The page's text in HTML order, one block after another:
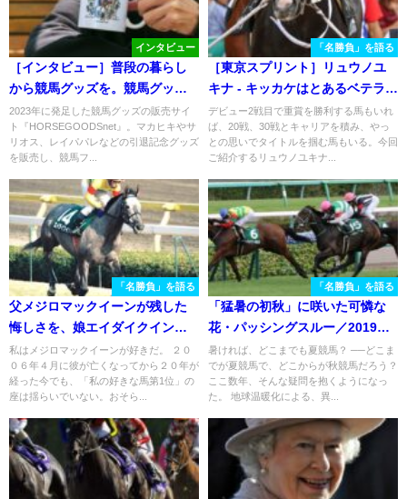
インタビュー
［インタビュー］普段の暮らし
から競馬グッズを。競馬グッズ
の販売サイト
『HORSEGOODSnet』代表・米
本さんの想いとは
2023年に発足した競馬グッズの販売サイ
ト『HORSEGOODSnet』。マカヒキやサ
リオス、レイパパレなどの引退記念グッズ
を販売し、競馬フ...
「名勝負」を語る
［東京スプリント］リュウノユ
キナ - キッカケはとあるベテラン
騎手との出会い。デビュー36戦
目でようやく噛み締めた重賞の
味。
デビュー2戦目で重賞を勝利する馬もいれ
ば、20戦、30戦とキャリアを積み、やっ
との思いでタイトルを掴む馬もいる。今回
ご紹介するリュウノユキナ...
「名勝負」を語る
父メジロマックイーンが残した
悔しさを、娘エイダイクインが
回収した日 - 1998年クイーンカ
ップ
私はメジロマックイーンが好きだ。 ２０
０６年４月に彼が亡くなってから２０年が
経った今でも、「私の好きな馬第1位」の
座は揺らいでいない。おそら...
「名勝負」を語る
「猛暑の初秋」に咲いた可憐な
花・パッシングスルー／2019年
紫苑ステークス
暑ければ、どこまでも夏競馬？ ──どこま
でが夏競馬で、どこからが秋競馬だろう？
ここ数年、そんな疑問を抱くようになっ
た。 地球温暖化による、異...